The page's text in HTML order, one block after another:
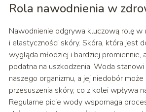
Rola nawodnienia w
Nawodnienie odgrywa kluczową rolę w
i elastyczności skóry. Skóra, która jest
wygląda młodziej i bardziej promiennie,
podatna na uszkodzenia. Woda stanowi
naszego organizmu, a jej niedobór
przesuszenia skóry, co z kolei wpływa
Regularne picie wody wspomaga